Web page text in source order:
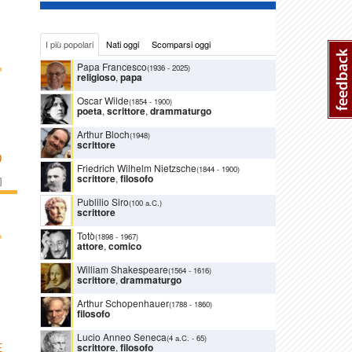
]
I più popolari Nati oggi Scomparsi oggi
Papa Francesco(1936 - 2025)
religioso, papa
Oscar Wilde(1854 - 1900)
poeta, scrittore, drammaturgo
Arthur Bloch(1948)
scrittore
Friedrich Wilhelm Nietzsche(1844 - 1900)
scrittore, filosofo
Publilio Siro(100 a.C.)
scrittore
Totò(1898 - 1967)
attore, comico
William Shakespeare(1564 - 1616)
scrittore, drammaturgo
Arthur Schopenhauer(1788 - 1860)
filosofo
Lucio Anneo Seneca(4 a.C. - 65)
scrittore, filosofo